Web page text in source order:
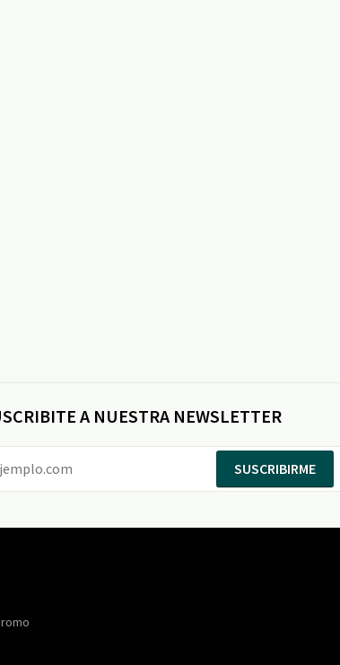
A NUESTRA NEWSLETTER
SUSCRIBIRME